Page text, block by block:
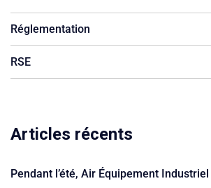
Réglementation
RSE
Articles récents
Pendant l’été, Air Équipement